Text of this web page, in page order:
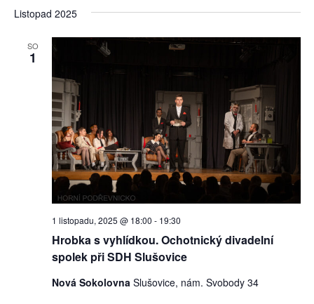
Listopad 2025
SO
1
Hrobka s vyhlídkou. Ochotnický divadelní
spolek při SDH Slušovice
1 listopadu, 2025 @ 18:00 - 19:30
Nová Sokolovna Slušovice, nám. Svobody 34